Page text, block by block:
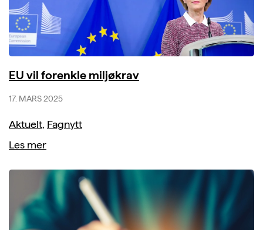
EU vil forenkle miljøkrav
17. MARS 2025
Aktuelt, Fagnytt
Les mer